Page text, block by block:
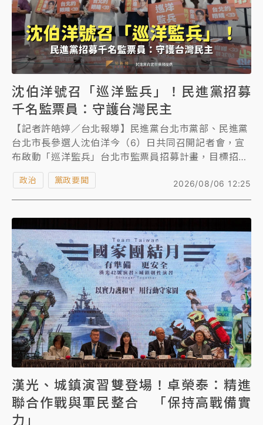
沈伯洋號召「巡洋監兵」！民進黨招募
千名監票員：守護台灣民主
【記者許皓婷／台北報導】民進黨台北市黨部、民進黨
台北市長參選人沈伯洋今（6）日共同召開記者會，宣
布啟動「巡洋監兵」台北市監票員招募計畫，目標招募
千名公民監票員，於今年11月28日投票日當天，在各投
開票所協助監督選舉過程，確保選務公開透明，首次向
公民公開招募監票員報名，號召全民參與。
2026/08/06 12:25
政治 黨政要聞
漢光、城鎮演習雙登場！卓榮泰：精進
聯合作戰與軍民整合 「保持高戰備實
力」